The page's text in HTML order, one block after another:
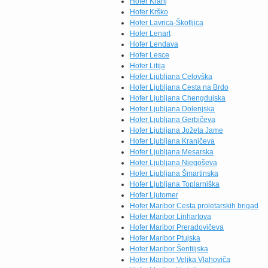
Hofer Krško
Hofer Lavrica-Škofljica
Hofer Lenart
Hofer Lendava
Hofer Lesce
Hofer Litija
Hofer Ljubljana Celovška
Hofer Ljubljana Cesta na Brdo
Hofer Ljubljana Chengdujska
Hofer Ljubljana Dolenjska
Hofer Ljubljana Gerbičeva
Hofer Ljubljana Jožeta Jame
Hofer Ljubljana Kranjčeva
Hofer Ljubljana Mesarska
Hofer Ljubljana Njegoševa
Hofer Ljubljana Šmartinska
Hofer Ljubljana Toplarniška
Hofer Ljutomer
Hofer Maribor Cesta proletarskih brigad
Hofer Maribor Linhartova
Hofer Maribor Preradovičeva
Hofer Maribor Ptujska
Hofer Maribor Šentiljska
Hofer Maribor Veljka Vlahoviča